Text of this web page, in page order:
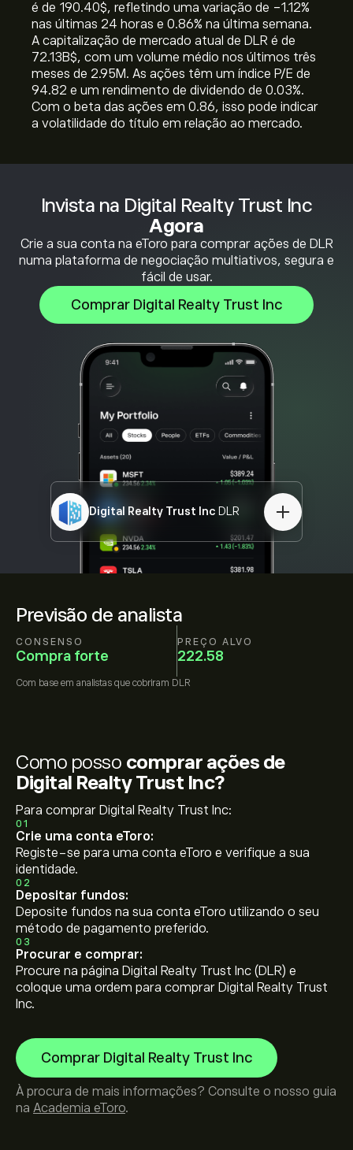
Previsão de analista
CONSENSO
Compra forte
PREÇO ALVO
222.58
Com base em analistas que cobriram DLR
Invista na Digital Realty Trust Inc
Agora
Crie a sua conta na eToro para comprar ações de DLR
numa plataforma de negociação multiativos, segura e
fácil de usar.
Comprar Digital Realty Trust Inc
Digital Realty Trust Inc DLR
é de 190.40‎$‎, refletindo uma variação de ‎-1.12‎%
nas últimas 24 horas e ‎0.86‎% na última semana.
A capitalização de mercado atual de DLR é de
72.13B‎$‎, com um volume médio nos últimos três
meses de 2.95M. As ações têm um índice P/E de
94.82 e um rendimento de dividendo de 0.03%.
Com o beta das ações em 0.86, isso pode indicar
a volatilidade do título em relação ao mercado.
Como posso comprar ações de
Digital Realty Trust Inc?
Para comprar Digital Realty Trust Inc:
01
Crie uma conta eToro:
Registe-se para uma conta eToro e verifique a sua
identidade.
02
Depositar fundos:
Deposite fundos na sua conta eToro utilizando o seu
método de pagamento preferido.
03
Procurar e comprar:
Procure na página Digital Realty Trust Inc (DLR) e
coloque uma ordem para comprar Digital Realty Trust
Inc.
Comprar Digital Realty Trust Inc
À procura de mais informações? Consulte o nosso guia
na Academia eToro.